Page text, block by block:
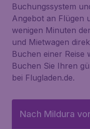
Buchungssystem
Angebot an Flügen
wenigen Minuten
und Mietwagen
Buchen einer Reise
Buchen Sie Ihren
bei Flugladen.de.
Nach Mildura